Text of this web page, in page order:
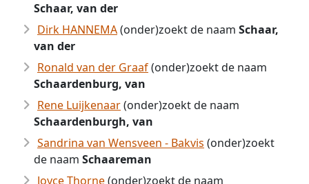
Schaar, van der
Dirk HANNEMA(onder)zoekt de naam Schaar,
van der
Ronald van der Graaf(onder)zoekt de naam
Schaardenburg, van
Rene Luijkenaar(onder)zoekt de naam
Schaardenburgh, van
Sandrina van Wensveen - Bakvis (onder)zoekt
de naam Schaareman
Joyce Thorne(onder)zoekt de naam